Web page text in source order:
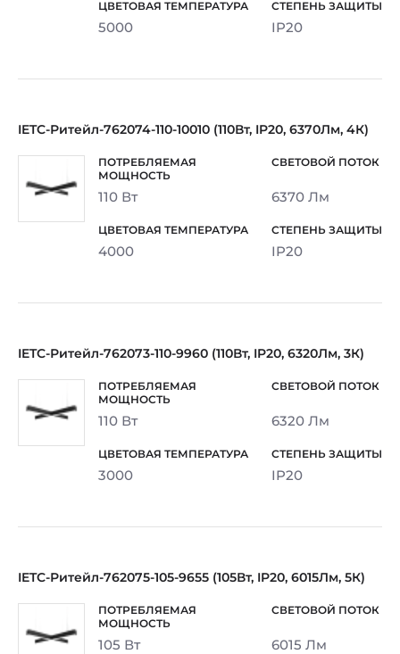
5000 IP20
IETC-Ритейл-762074-110-10010 (110Вт, IP20, 6370Лм, 4К)
110 Вт 6370 Лм
4000 IP20
IETC-Ритейл-762073-110-9960 (110Вт, IP20, 6320Лм, 3К)
110 Вт 6320 Лм
3000 IP20
IETC-Ритейл-762075-105-9655 (105Вт, IP20, 6015Лм, 5К)
105 Вт 6015 Лм